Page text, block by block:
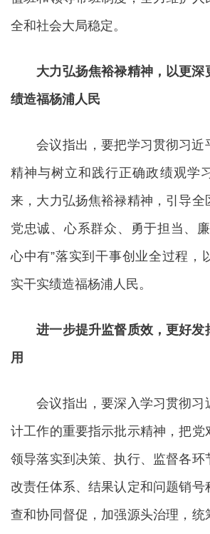
全和社会大局稳定。
大力弘扬焦裕禄精神，以更深
绩造福杨浦人民
会议指出，要把学习贯彻习近
精神与树立和践行正确政绩观学
来，大力弘扬焦裕禄精神，引导全
党忠诚、心系群众、勇于担当、
心中有”落实到干事创业全过程，
实干实绩造福杨浦人民。
进一步提升监督质效，更好发
用
会议指出，要深入学习贯彻习
计工作的重要指示批示精神，把党
领导落实到决策、执行、监督各环
改责任体系、结果认定和问题销号
查和协同督促，加强源头治理，统